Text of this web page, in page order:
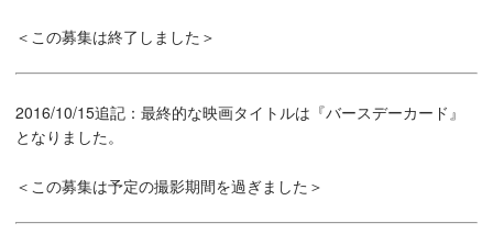
＜この募集は終了しました＞
2016/10/15追記：最終的な映画タイトルは『バースデーカード』
となりました。
＜この募集は予定の撮影期間を過ぎました＞